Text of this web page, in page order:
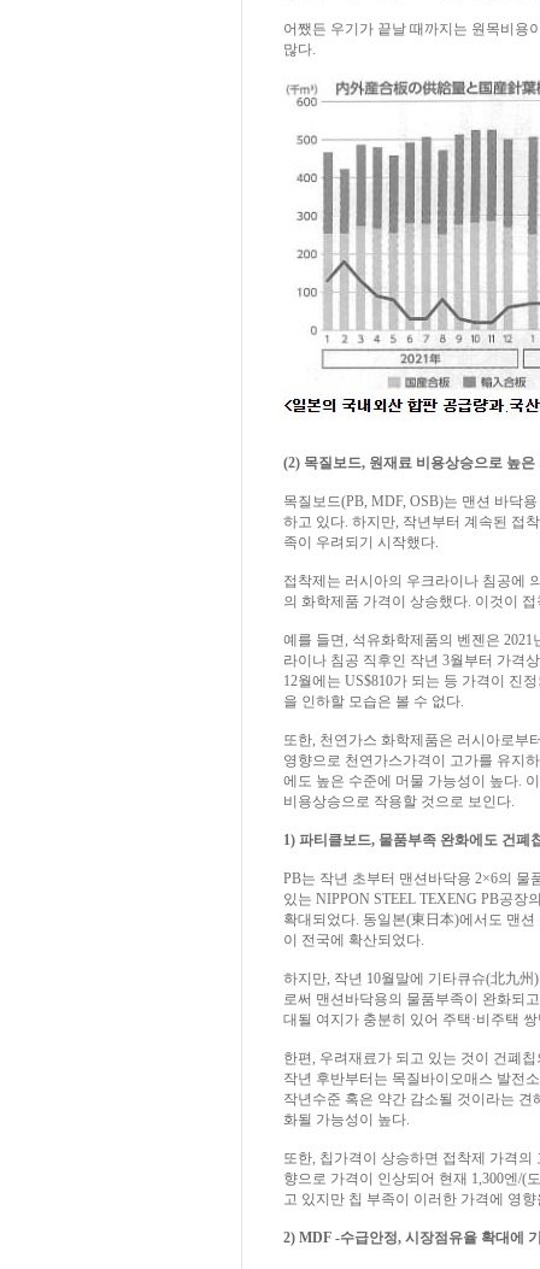
어쨌든 우기가 끝날 때까지는 원목비용
많다.
(2) 목질보드, 원재료 비용상승으로 높은
목질보드(PB, MDF, OSB)는 맨션 바닥
하고 있다. 하지만, 작년부터 계속된 접
족이 우려되기 시작했다.
접착제는 러시아의 우크라이나 침공에
의 화학제품 가격이 상승했다. 이것이
예를 들면, 석유화학제품의 벤젠은
라이나 침공 직후인 작년 3월부터 가격
12월에는 US$810가 되는 등 가격이 진
을 인하할 모습은 볼 수 없다.
또한, 천연가스 화학제품은 러시아로부
영향으로 천연가스가격이 고가를 유지
에도 높은 수준에 머물 가능성이 높다.
비용상승으로 작용할 것으로 보인다.
1) 파티클보드, 물품부족 완화에도 건폐
PB는 작년 초부터 맨션바닥용 2×6의 물
있는 NIPPON STEEL TEXENG PB공
확대되었다. 동일본(東日本)에서도 맨
이 전국에 확산되었다.
하지만, 작년 10월말에 기타큐슈(北九
로써 맨션바닥용의 물품부족이 완화되
대될 여지가 충분히 있어 주택·비주택
한편, 우려재료가 되고 있는 것이 건폐
작년 후반부터는 목질바이오매스 발전
작년수준 혹은 약간 감소될 것이라는
화될 가능성이 높다.
또한, 칩가격이 상승하면 접착제 가격
향으로 가격이 인상되어 현재 1,300엔/(
고 있지만 칩 부족이 이러한 가격에 영
2) MDF -수급안정, 시장점유율 확대에